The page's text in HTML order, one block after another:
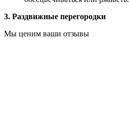
3. Раздвижные перегородки
Мы ценим ваши отзывы